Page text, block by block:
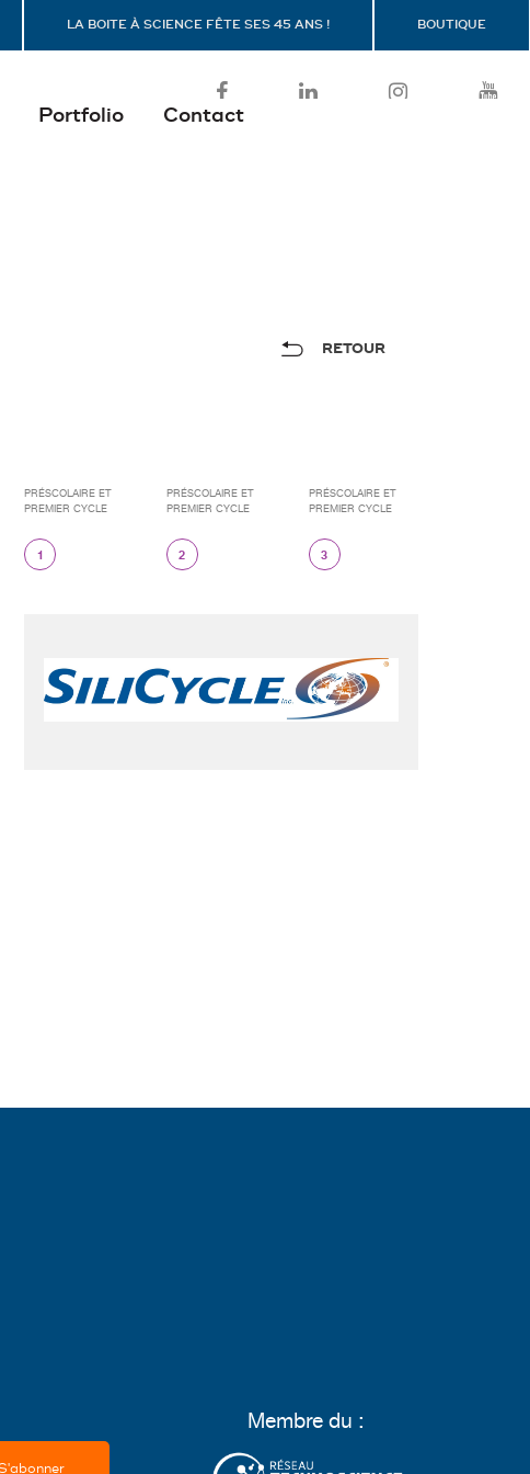
LA BOITE À SCIENCE FÊTE SES 45 ANS ! BOUTIQUE
Portfolio Contact
RETOUR
PRÉSCOLAIRE ET
PREMIER CYCLE
1
PRÉSCOLAIRE ET
PREMIER CYCLE
2
PRÉSCOLAIRE ET
PREMIER CYCLE
3
Membre du :